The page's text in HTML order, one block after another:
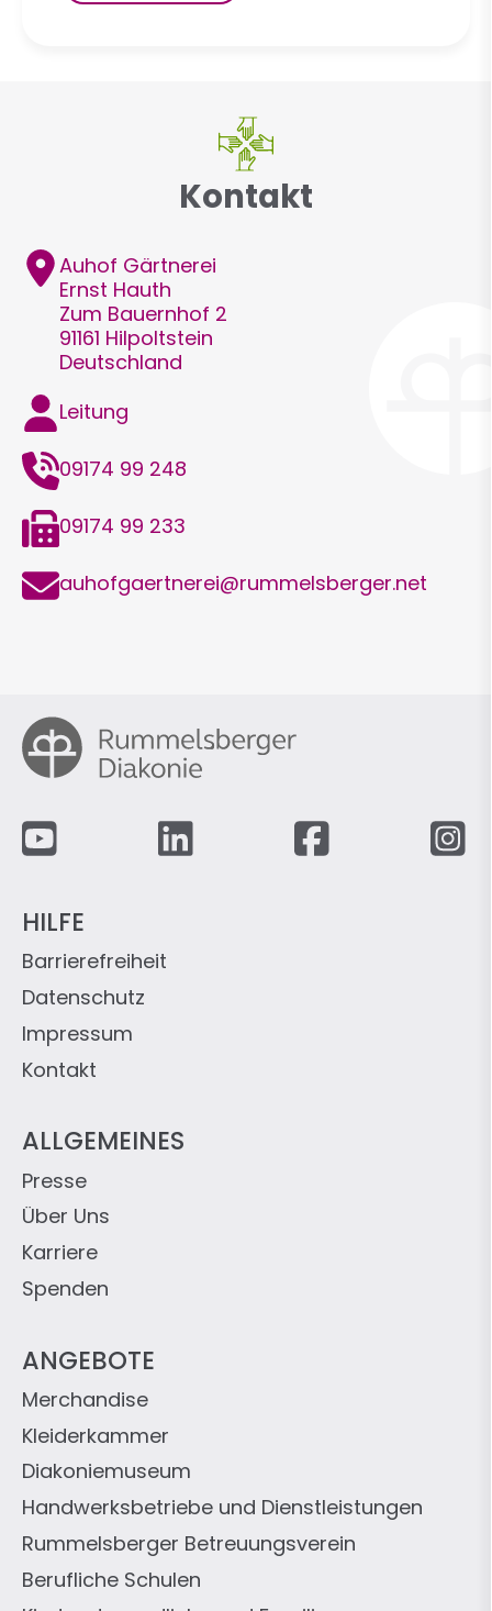
Kontakt
Adresse
Auhof Gärtnerei
Ernst Hauth
Zum Bauernhof 2
91161 Hilpoltstein
Deutschland
Funktion
Leitung
Telefon09174 99 248
Telefax09174 99 233
E-
Mail
auhofgaertnerei@rummelsberger.net
Fußzeile
ANGEBOTE
Berufliche Schulen
Rummelsberger Betreuungsverein
Handwerksbetriebe und Dienstleistungen
Diakoniemuseum
Kleiderkammer
Merchandise
ALLGEMEINES
Spenden
Karriere
Über Uns
Presse
HILFE
Kontakt
Impressum
Datenschutz
Barrierefreiheit